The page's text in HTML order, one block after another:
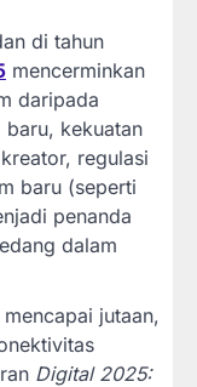
di tahun
mencerminkan
daripada
kekuatan
regulasi
baru (seperti
penanda
dalam
jutaan,
Digital 2025: